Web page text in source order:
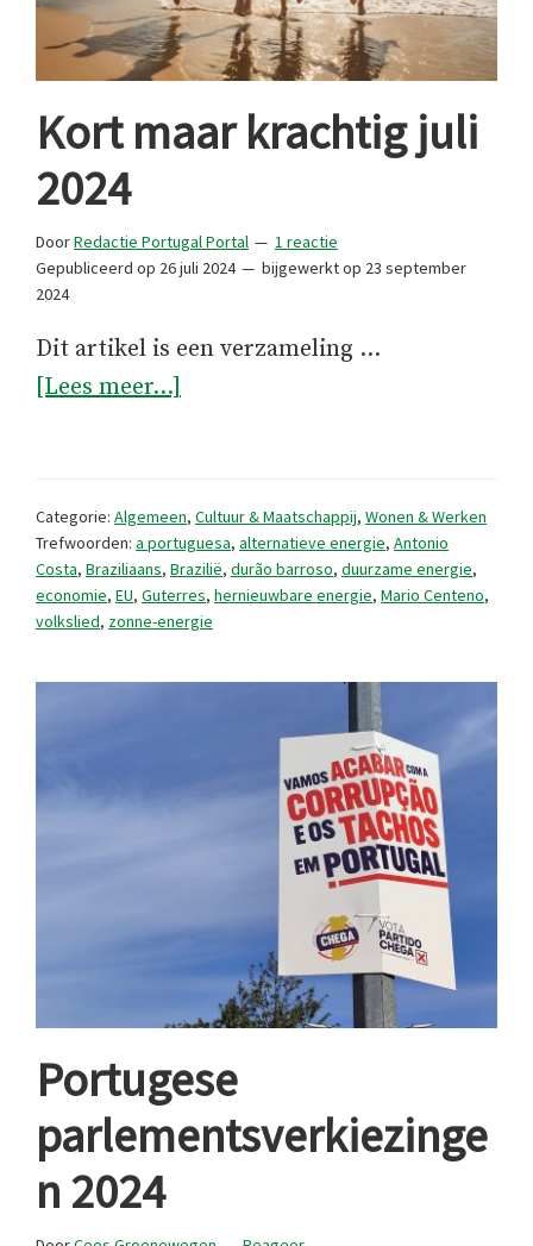
Kort maar krachtig juli
2024
DoorRedactie Portugal Portal
1 reactie
Gepubliceerd op 26 juli 2024 bijgewerkt op 23 september
2024
Dit artikel is een verzameling …
[Lees meer...]
2024
Categorie: Algemeen, Cultuur & Maatschappij, Wonen & Werken
Trefwoorden: a portuguesa, alternatieve energie, Antonio
Costa, Braziliaans, Brazilië, durão barroso, duurzame energie,
economie, EU, Guterres, hernieuwbare energie, Mario Centeno,
volkslied, zonne-energie
Portugese
parlementsverkiezinge
n 2024